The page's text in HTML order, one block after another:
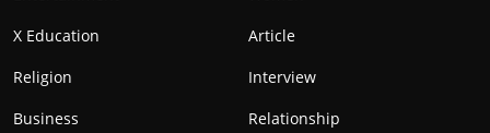
X Education
Article
Religion
Interview
Business
Relationship